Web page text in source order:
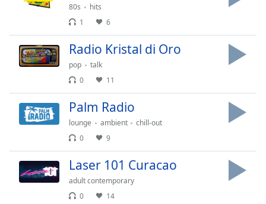
Color
Opacity
Caption
Opacity
80s
hits
1
6
Radio Kristal di Oro
pop
talk
0
11
Palm Radio
lounge ambient
chill-out
0
9
Laser 101 Curacao
adult contemporary
0
14